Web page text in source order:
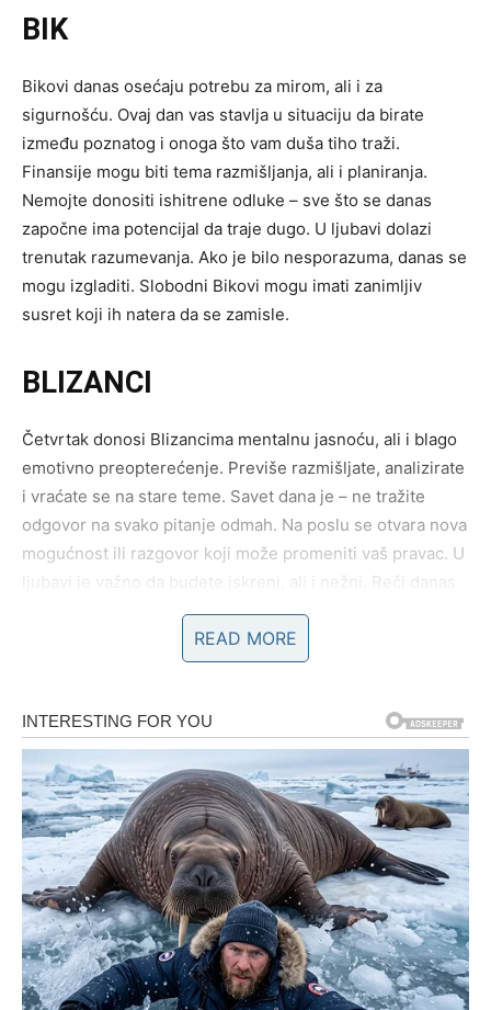
BIK
Bikovi danas osećaju potrebu za mirom, ali i za
sigurnošću. Ovaj dan vas stavlja u situaciju da birate
između poznatog i onoga što vam duša tiho traži.
Finansije mogu biti tema razmišljanja, ali i planiranja.
Nemojte donositi ishitrene odluke – sve što se danas
započne ima potencijal da traje dugo. U ljubavi dolazi
trenutak razumevanja. Ako je bilo nesporazuma, danas se
mogu izgladiti. Slobodni Bikovi mogu imati zanimljiv
susret koji ih natera da se zamisle.
BLIZANCI
Četvrtak donosi Blizancima mentalnu jasnoću, ali i blago
emotivno preopterećenje. Previše razmišljate, analizirate
i vraćate se na stare teme. Savet dana je – ne tražite
odgovor na svako pitanje odmah. Na poslu se otvara nova
mogućnost ili razgovor koji može promeniti vaš pravac. U
ljubavi je važno da budete iskreni, ali i nežni. Reči danas
imaju veću težinu nego inače. Slobodni Blizanci mogu
dobiti poruku koja će im promeniti raspoloženje.
RAK
Rakovi danas ulaze u emotivno dubok dan. Sećanja,
osećanja i intuicija su pojačani. Moguće je da ćete shvatiti
koliko ste se davali drugima, a koliko ste sebe zapostavili.
Ovaj dan vam donosi priliku da postavite granice – bez
krivice. Na poslu je važno da verujete svom osećaju, jer
vas on danas vodi tačno tamo gde treba. U ljubavi dolazi
do emotivnog rasterećenja. Neko pokazuje da mu je stalo
– možda ne rečima, ali delima.
READ MORE